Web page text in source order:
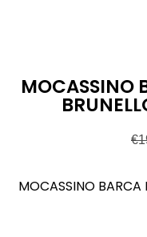
MOCASSINO
€
MOCASSINO BARCA